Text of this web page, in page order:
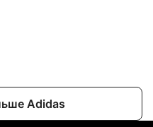
Adidas